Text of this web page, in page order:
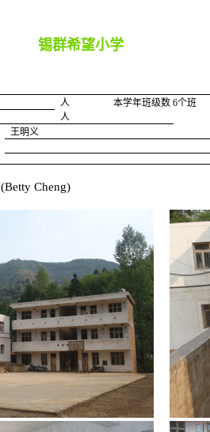
锡群希望小学
人 本学年班级数6个班
人
王明义
(Betty Cheng)